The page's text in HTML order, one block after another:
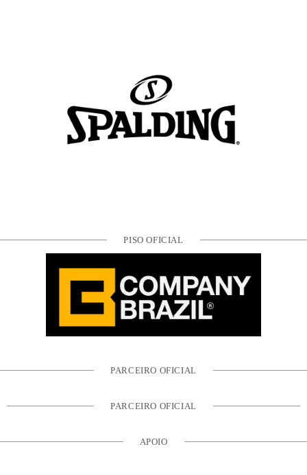
PISO OFICIAL
PARCEIRO OFICIAL
PARCEIRO OFICIAL
APOIO